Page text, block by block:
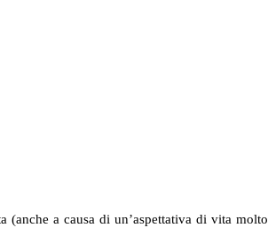
(anche a causa di un’aspettativa di vita molto